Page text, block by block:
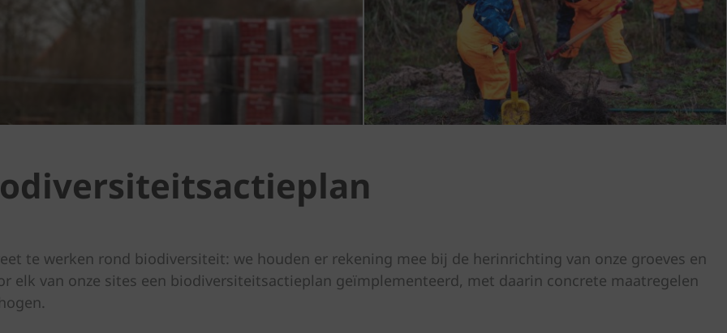
te werken rond biodiversiteit: we houden er rekening mee bij de herinrichting van onze groeves en
elk van onze sites een biodiversiteitsactieplan geïmplementeerd, met daarin concrete maatregelen